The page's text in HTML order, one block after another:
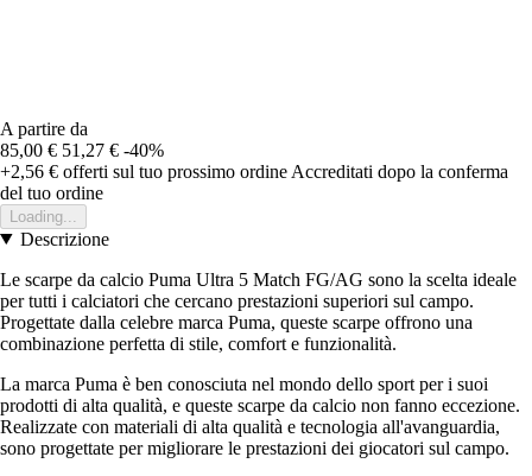
A partire da
85,00 € 51,27 € -40%
+2,56 € offerti sul tuo prossimo ordine Accreditati dopo la conferma
del tuo ordine
Loading...
Descrizione
Le scarpe da calcio Puma Ultra 5 Match FG/AG sono la scelta ideale
per tutti i calciatori che cercano prestazioni superiori sul campo.
Progettate dalla celebre marca Puma, queste scarpe offrono una
combinazione perfetta di stile, comfort e funzionalità.
La marca Puma è ben conosciuta nel mondo dello sport per i suoi
prodotti di alta qualità, e queste scarpe da calcio non fanno eccezione.
Realizzate con materiali di alta qualità e tecnologia all'avanguardia,
sono progettate per migliorare le prestazioni dei giocatori sul campo.